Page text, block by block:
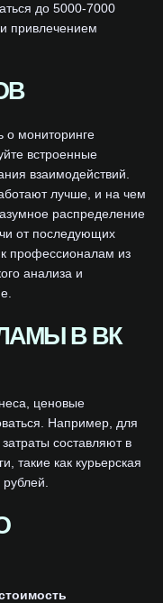
до 5000-7000
привлечением
о мониторинге
встроенные
взаимодействий.
лучше, и на чем
распределение
от последующих
профессионалам из
анализа и
В ВК
ценовые
Например, для
составляют в
такие как курьерская